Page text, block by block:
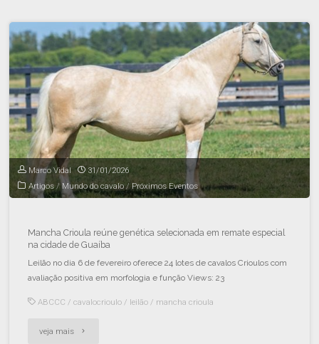
Marco Vidal
31/01/2026
Artigos / Mundo do cavalo / Próximos Eventos
Mancha Crioula reúne genética selecionada em remate especial
na cidade de Guaíba
Leilão no dia 6 de fevereiro oferece 24 lotes de cavalos Crioulos com
avaliação positiva em morfologia e função Views: 23
ABCCC /cavalocrioulo / leilão / mancha crioula
veja mais